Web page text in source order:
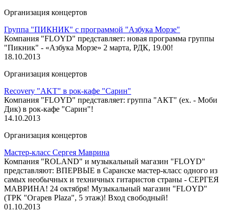
Организация концертов
Группа "ПИКНИК" с программой "Азбука Морзе"
Компания "FLOYD" представляет: новая программа группы
"Пикник" - «Азбука Морзе» 2 марта, РДК, 19.00!
18.10.2013
Организация концертов
Recovery "AKT" в рок-кафе "Сарин"
Компания "FLOYD" представляет: группа "АКТ" (ех. - Моби
Дик) в рок-кафе "Сарин"!
14.10.2013
Организация концертов
Мастер-класс Сергея Маврина
Компания "ROLAND" и музыкальный магазин "FLOYD"
представляют: ВПЕРВЫЕ в Саранске мастер-класс одного из
самых необычных и техничных гитаристов страны - СЕРГЕЯ
МАВРИНА! 24 октября! Музыкальный магазин "FLOYD"
(ТРК "Огарев Plaza", 5 этаж)! Вход свободный!
01.10.2013